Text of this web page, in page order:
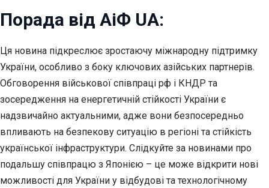
Порада від АіФ UA:
Ця новина підкреслює зростаючу міжнародну підтримку
України, особливо з боку ключових азійських партнерів.
Обговорення військової співпраці рф і КНДР та
зосередження на енергетичній стійкості України є
надзвичайно актуальними, адже вони безпосередньо
впливають на безпекову ситуацію в регіоні та стійкість
української інфраструктури. Слідкуйте за новинами про
подальшу співпрацю з Японією – це може відкрити нові
можливості для України у відбудові та технологічному